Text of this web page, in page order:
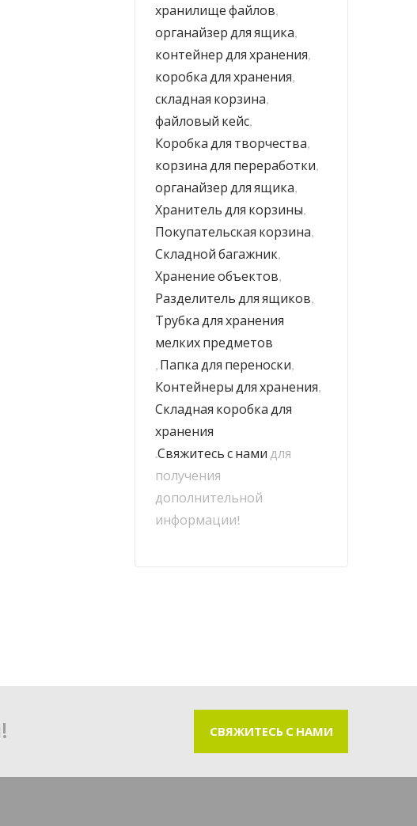
хранилище файлов,
органайзер для ящика,
контейнер для хранения,
коробка для хранения,
складная корзина,
файловый кейс,
Коробка для творчества,
корзина для переработки,
органайзер для ящика,
Хранитель для корзины,
Покупательская корзина,
Складной багажник,
Хранение объектов,
Разделитель для ящиков,
Трубка для хранения
мелких предметов
, Папка для переноски,
Контейнеры для хранения,
Складная коробка для
хранения
.Свяжитесь с нами для
получения
дополнительной
информации!
СВЯЖИТЕСЬ С НАМИ